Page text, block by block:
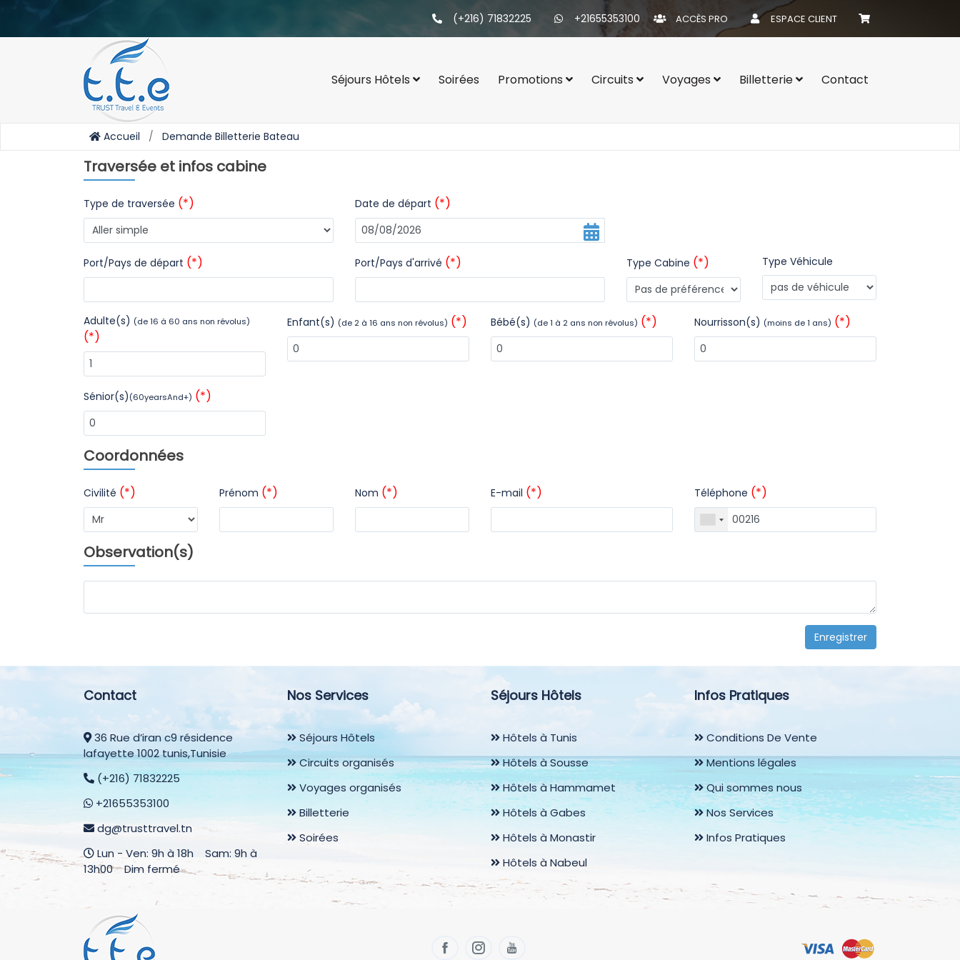
(+216) 71832225 +21655353100 ACCÈS PRO ESPACE CLIENT
Séjours Hôtels Soirées Promotions Circuits Voyages Billetterie Contact
Accueil Demande Billetterie Bateau
Traversée et infos cabine
Type de traversée (*) Date de départ (*)
Port/Pays de départ (*) Port/Pays d'arrivé (*) Type Cabine (*) Type Véhicule
Adulte(s) (de 16 à 60 ans non révolus)
(*)
Enfant(s) (de 2 à 16 ans non révolus) (*) Bébé(s) (de 1 à 2 ans non révolus) (*) Nourrisson(s) (moins de 1 ans) (*)
Sénior(s)(60yearsAnd+) (*)
Coordonnées
Civilité (*) Prénom (*) Nom (*) E-mail (*) Téléphone (*)
Observation(s)
Enregistrer
Contact
36 Rue d’iran c9 résidence
lafayette 1002 tunis,Tunisie
(+216) 71832225
+21655353100
dg@trusttravel.tn
Lun - Ven: 9h à 18h Sam: 9h à
13h00 Dim fermé
Nos Services
Séjours Hôtels
Circuits organisés
Voyages organisés
Billetterie
Soirées
Séjours Hôtels
Hôtels à Tunis
Hôtels à Sousse
Hôtels à Hammamet
Hôtels à Gabes
Hôtels à Monastir
Hôtels à Nabeul
Infos Pratiques
Conditions De Vente
Mentions légales
Qui sommes nous
Nos Services
Infos Pratiques